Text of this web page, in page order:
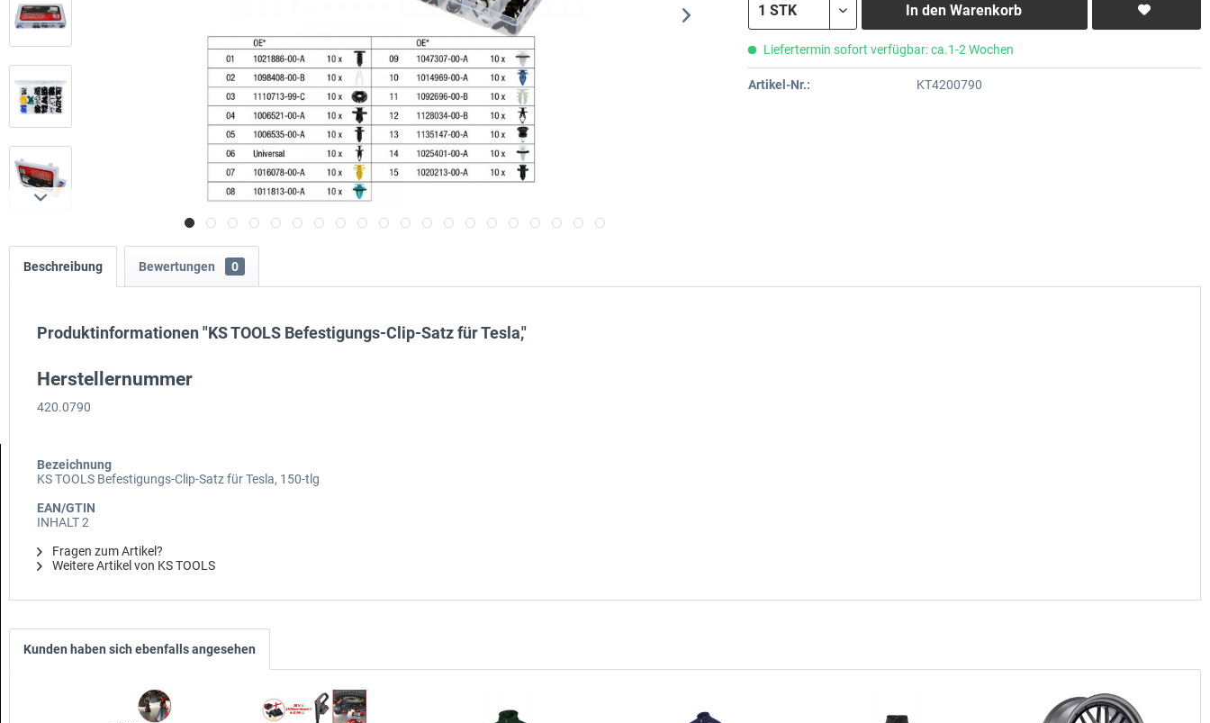
In den Warenkorb
Liefertermin sofort verfügbar: ca.1-2 Wochen
Artikel-Nr.: KT4200790
Beschreibung Bewertungen 0
Produktinformationen "KS TOOLS Befestigungs-Clip-Satz für Tesla,"
Herstellernummer
420.0790
Bezeichnung
KS TOOLS Befestigungs-Clip-Satz für Tesla, 150-tlg
EAN/GTIN
INHALT 2
Fragen zum Artikel?
Weitere Artikel von KS TOOLS
Kunden haben sich ebenfalls angesehen